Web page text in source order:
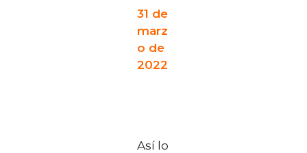
31 de
marz
o de
2022
Así lo